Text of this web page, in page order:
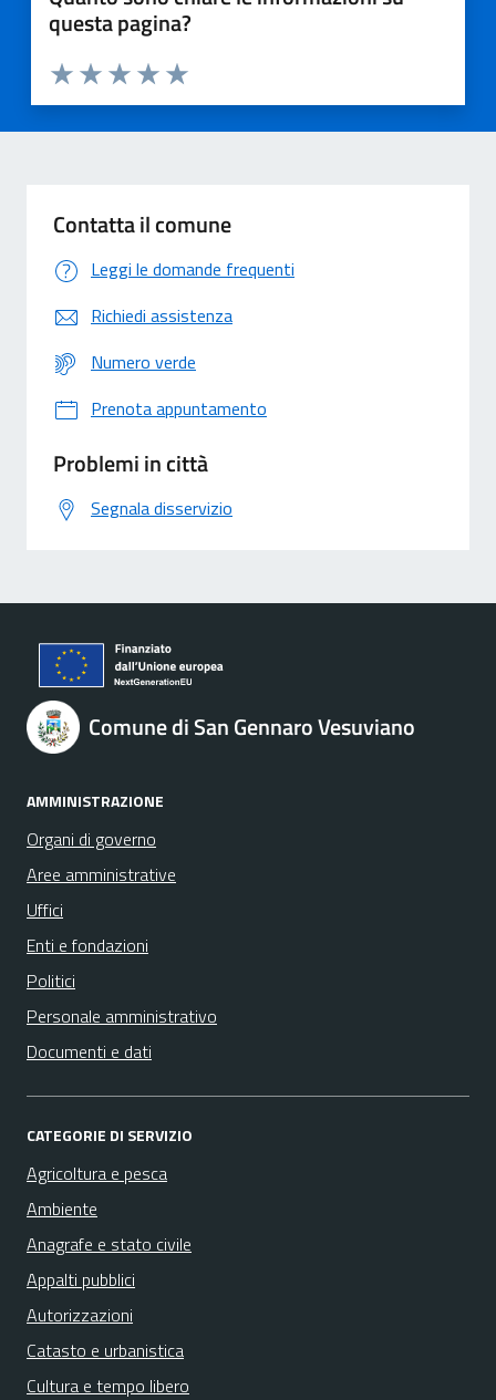
questa pagina?
Valuta 5 stelle su 5
Valuta 4 stelle su 5
Valuta 3 stelle su 5
Valuta 2 stelle su 5
Valuta 1 stelle su 5
Contatta il comune
Leggi le domande frequenti
Richiedi assistenza
Numero verde
Prenota appuntamento
Problemi in città
Segnala disservizio
Comune di San Gennaro Vesuviano
AMMINISTRAZIONE
Organi di governo
Aree amministrative
Uffici
Enti e fondazioni
Politici
Personale amministrativo
Documenti e dati
CATEGORIE DI SERVIZIO
Agricoltura e pesca
Ambiente
Anagrafe e stato civile
Appalti pubblici
Autorizzazioni
Catasto e urbanistica
Cultura e tempo libero